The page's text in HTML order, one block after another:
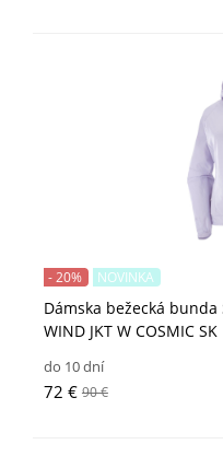
Dámska bežecká bunda
WIND JKT W COSMIC SK
- 20% NOVINKA
do 10 dní
72 € 90 €